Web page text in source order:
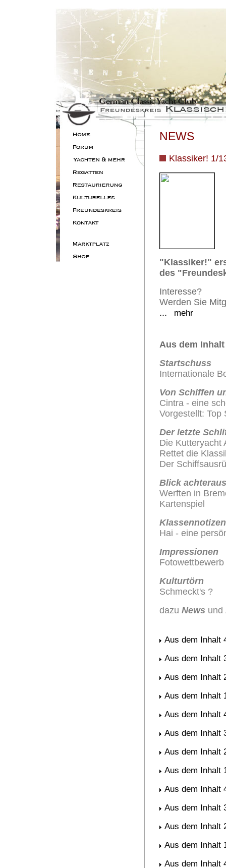
NEWS
Klassiker! 1/
"Klassiker!"
des
Interesse?
Werden Sie
...
mehr
Aus dem Inhalt
Startschuss
Internationale
Von Schiffen
Cintra - eine
Vorgestellt: Top
Der letzte
Die Kutteryacht
Rettet die
Der
Blick achteraus
Werften in
Kartenspiel
Klassennotizen
Hai - eine
Impressionen
Fotowettbewerb
Kulturtörn
Schmeckt's ?
dazu News und
Aus dem Inhalt
Aus dem Inhalt
Aus dem Inhalt
Aus dem Inhalt
Aus dem Inhalt
Aus dem Inhalt
Aus dem Inhalt
Aus dem Inhalt
Aus dem Inhalt
Aus dem Inhalt
Aus dem Inhalt
Aus dem Inhalt
Aus dem Inhalt